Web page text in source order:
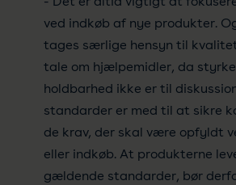
ved indkøb af nye produkter.
tages særlige hensyn til
tale om hjælpemidler, da
holdbarhed ikke er til
standarder er med til at sikre
de krav, der skal være opfyldt
eller indkøb. At produkterne
gældende standarder, bør